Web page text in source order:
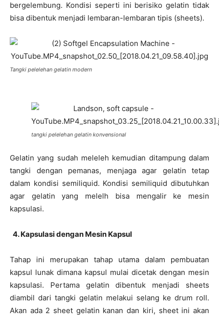
bergelembung. Kondisi seperti ini berisiko gelatin tidak
bisa dibentuk menjadi lembaran-lembaran tipis (sheets).
Tangki pelelehan gelatin modern
tangki pelelehan gelatin konvensional
Gelatin yang sudah meleleh kemudian ditampung dalam
tangki dengan pemanas, menjaga agar gelatin tetap
dalam kondisi semiliquid. Kondisi semiliquid dibutuhkan
agar gelatin yang melelh bisa mengalir ke mesin
kapsulasi.
4. Kapsulasi dengan Mesin Kapsul
Tahap ini merupakan tahap utama dalam pembuatan
kapsul lunak dimana kapsul mulai dicetak dengan mesin
kapsulasi. Pertama gelatin dibentuk menjadi sheets
diambil dari tangki gelatin melakui selang ke drum roll.
Akan ada 2 sheet gelatin kanan dan kiri, sheet ini akan